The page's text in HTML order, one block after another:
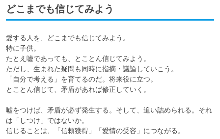
どこまでも信じてみよう
愛する人を、どこまでも信じてみよう。
特に子供。
たとえ嘘であっても、とことん信じてみよう。
ただし、生まれた疑問も同時に指摘・議論していこう。
「自分で考える」を育てるのだ。将来役に立つ。
とことん信じて、矛盾があれば修正していく。
嘘をつけば、矛盾が必ず発生する。そして、追い詰められる。それ
は「しつけ」ではないか。
信じることは、「信頼獲得」「愛情の受容」につながる。